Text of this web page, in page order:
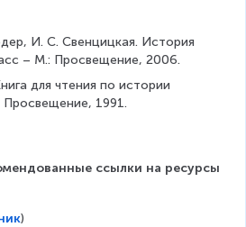
И. С. Свенцицкая. История
– М.: Просвещение, 2006.
для чтения по истории
Просвещение, 1991.
ссылки на ресурсы
)